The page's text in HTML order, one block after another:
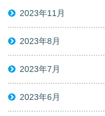
2023年11月
2023年8月
2023年7月
2023年6月